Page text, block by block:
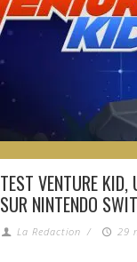
TEST VENTURE KID,
SUR NINTENDO
La Redaction / 29